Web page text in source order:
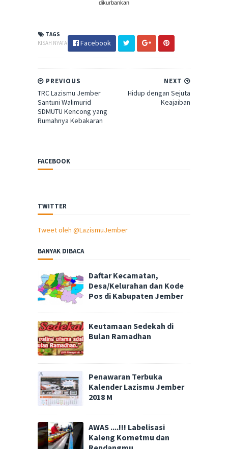
dikurbankan
TAGS
KISAH NYATA
Facebook
NEXT
Hidup dengan Sejuta
Keajaiban
PREVIOUS
TRC Lazismu Jember
Santuni Walimurid
SDMUTU Kencong yang
Rumahnya Kebakaran
FACEBOOK
TWITTER
Tweet oleh @LazismuJember
BANYAK DIBACA
Daftar Kecamatan,
Desa/Kelurahan dan Kode
Pos di Kabupaten Jember
Keutamaan Sedekah di
Bulan Ramadhan
Penawaran Terbuka
Kalender Lazismu Jember
2018 M
AWAS ....!!! Labelisasi
Kaleng Kornetmu dan